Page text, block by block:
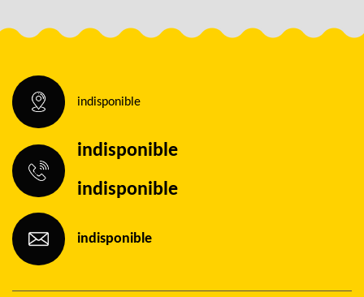
indisponible
indisponible
indisponible
indisponible